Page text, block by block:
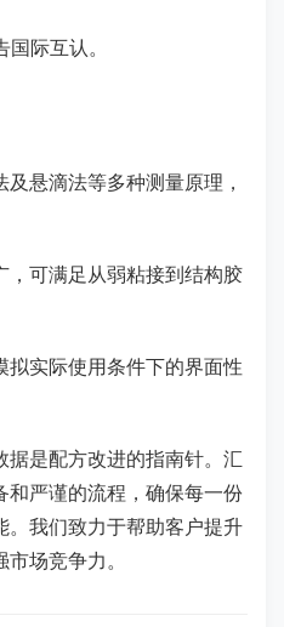
际互认。
悬滴法等多种测量原理，
可满足从弱粘接到结构胶
实际使用条件下的界面性
是配方改进的指南针。汇
严谨的流程，确保每一份
我们致力于帮助客户提升
场竞争力。